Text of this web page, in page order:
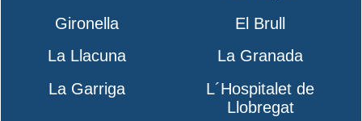
Gironella
El Brull
La Llacuna
La Granada
La Garriga
L´Hospitalet de
Llobregat